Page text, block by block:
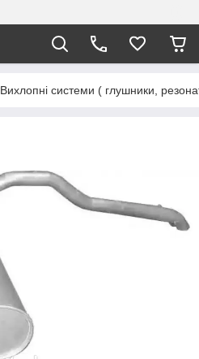
Вихлопні системи ( глушники,